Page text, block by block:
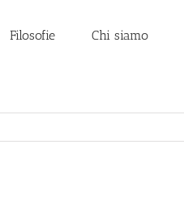
Filosofie Chi siamo